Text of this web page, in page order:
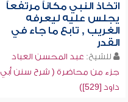
اتخاذ النبي مكاناً مرتفعاً
يجلس عليه ليعرفه
الغريب , تابع ما جاء في
القدر
للشيخ: عبد المحسن العباد
جزء من محاضرة ( شرح سنن أبي
داود [529])